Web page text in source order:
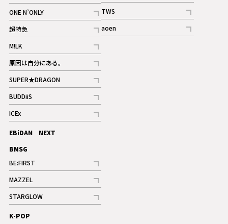
記事
ONE N’ONLY
記事
超特急
記事
M!LK
記事
原因は自分にある。
記事
SUPER★DRAGON
記事
BUDDiiS
記事
ICEx
記事
EBiDAN NEXT
BMSG
BE:FIRST
記事
ギャラリー
MAZZEL
記事
ギャラリー
STARGLOW
記事
記事
TWS
記事
aoen
記事
K-POP